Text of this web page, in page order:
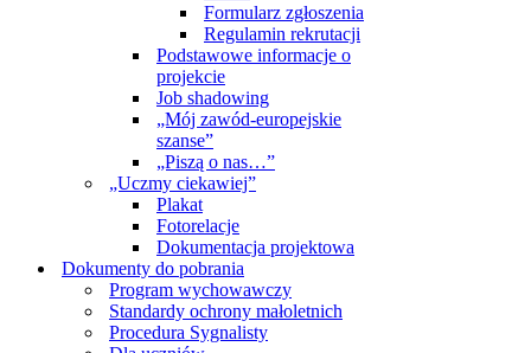
Formularz zgłoszenia
Regulamin rekrutacji
Podstawowe informacje o
projekcie
Job shadowing
„Mój zawód-europejskie
szanse”
„Piszą o nas…”
„Uczmy ciekawiej”
Plakat
Fotorelacje
Dokumentacja projektowa
Dokumenty do pobrania
Program wychowawczy
Standardy ochrony małoletnich
Procedura Sygnalisty